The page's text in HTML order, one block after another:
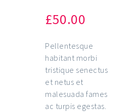
£50.00
Pellentesque
habitant morbi
tristique senectus
et netus et
malesuada fames
ac turpis egestas.